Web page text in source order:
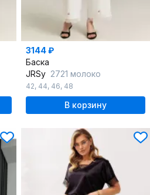
3144 ₽
Баска
JRSy 2721 молоко
42, 44, 46, 48
В корзину